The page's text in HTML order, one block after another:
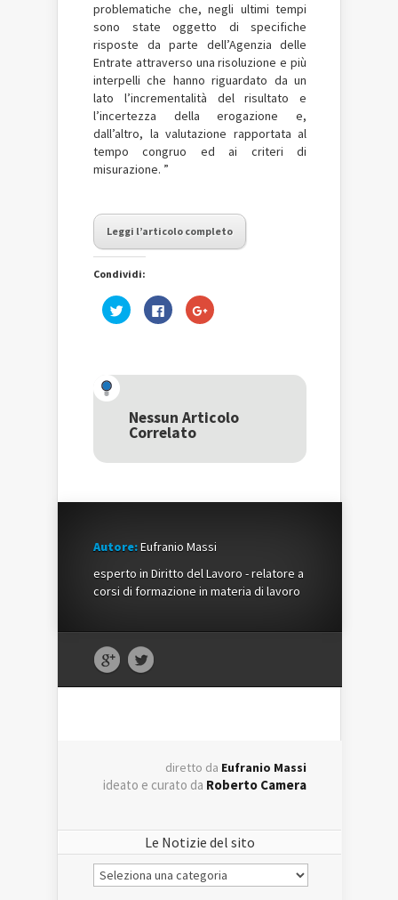
problematiche che, negli ultimi tempi
sono state oggetto di specifiche
risposte da parte dell’Agenzia delle
Entrate attraverso una risoluzione e più
interpelli che hanno riguardato da un
lato l’incrementalità del risultato e
l’incertezza della erogazione e,
dall’altro, la valutazione rapportata al
tempo congruo ed ai criteri di
misurazione. ”
Leggi l’articolo completo
Condividi:
Fai
clic
una
nuova
finestra)
Fai
clic
nuova
finestra)
Fai
clic
una
nuova
Nessun Articolo
Correlato
Autore:Eufranio Massi
esperto in Diritto del Lavoro - relatore a
corsi di formazione in materia di lavoro
diretto da Eufranio Massi
ideato e curato da Roberto Camera
Le Notizie del sito
Le
Notizie